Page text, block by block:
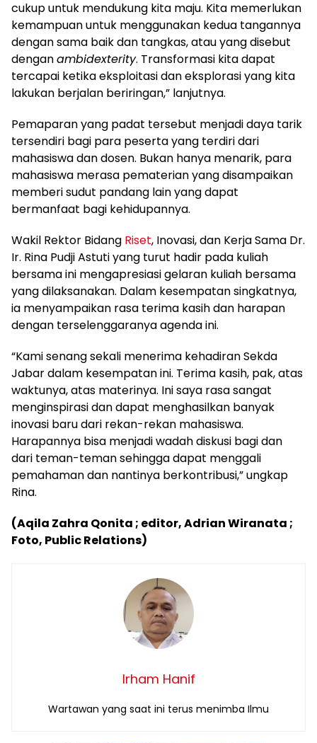
cukup untuk mendukung kita maju. Kita memerlukan
kemampuan untuk menggunakan kedua tangannya
dengan sama baik dan tangkas, atau yang disebut
denganambidexterity. Transformasi kita dapat
tercapai ketika eksploitasi dan eksplorasi yang kita
lakukan berjalan beriringan,” lanjutnya.
Pemaparan yang padat tersebut menjadi daya tarik
tersendiri bagi para peserta yang terdiri dari
mahasiswa dan dosen. Bukan hanya menarik, para
mahasiswa merasa pematerian yang disampaikan
memberi sudut pandang lain yang dapat
bermanfaat bagi kehidupannya.
Wakil Rektor Bidang Riset, Inovasi, dan Kerja Sama Dr.
Ir. Rina Pudji Astuti yang turut hadir pada kuliah
bersama ini mengapresiasi gelaran kuliah bersama
yang dilaksanakan. Dalam kesempatan singkatnya,
ia menyampaikan rasa terima kasih dan harapan
dengan terselenggaranya agenda ini.
“Kami senang sekali menerima kehadiran Sekda
Jabar dalam kesempatan ini. Terima kasih, pak, atas
waktunya, atas materinya. Ini saya rasa sangat
menginspirasi dan dapat menghasilkan banyak
inovasi baru dari rekan-rekan mahasiswa.
Harapannya bisa menjadi wadah diskusi bagi dan
dari teman-teman sehingga dapat menggali
pemahaman dan nantinya berkontribusi,” ungkap
Rina.
(Aqila Zahra Qonita ; editor, Adrian Wiranata ;
Foto, Public Relations)
Irham Hanif
Wartawan yang saat ini terus menimba Ilmu